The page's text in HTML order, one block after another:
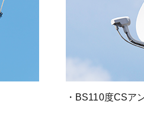
・BS110度CSア